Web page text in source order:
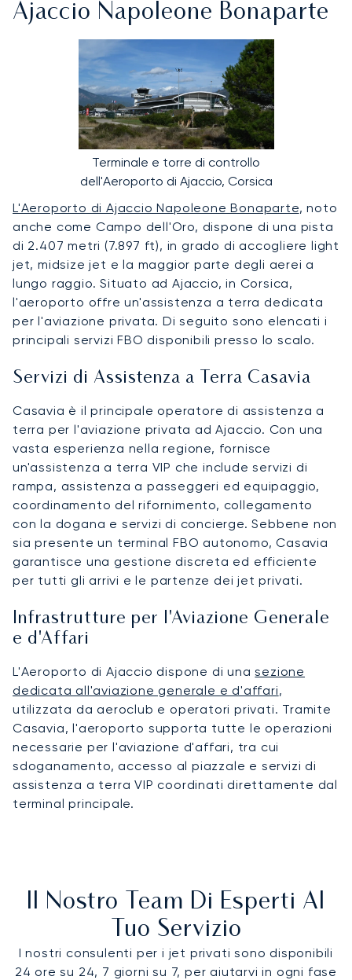
Ajaccio Napoleone Bonaparte
Terminale e torre di controllo
dell'Aeroporto di Ajaccio, Corsica
L'Aeroporto di Ajaccio Napoleone Bonaparte, noto
anche come Campo dell'Oro, dispone di una pista
di 2.407 metri (7.897 ft), in grado di accogliere light
jet, midsize jet e la maggior parte degli aerei a
lungo raggio. Situato ad Ajaccio, in Corsica,
l'aeroporto offre un'assistenza a terra dedicata
per l'aviazione privata. Di seguito sono elencati i
principali servizi FBO disponibili presso lo scalo.
Servizi di Assistenza a Terra Casavia
Casavia è il principale operatore di assistenza a
terra per l'aviazione privata ad Ajaccio. Con una
vasta esperienza nella regione, fornisce
un'assistenza a terra VIP che include servizi di
rampa, assistenza a passeggeri ed equipaggio,
coordinamento del rifornimento, collegamento
con la dogana e servizi di concierge. Sebbene non
sia presente un terminal FBO autonomo, Casavia
garantisce una gestione discreta ed efficiente
per tutti gli arrivi e le partenze dei jet privati.
Infrastrutture per l'Aviazione Generale
e d'Affari
L'Aeroporto di Ajaccio dispone di unasezione
dedicata all'aviazione generale e d'affari,
utilizzata da aeroclub e operatori privati. Tramite
Casavia, l'aeroporto supporta tutte le operazioni
necessarie per l'aviazione d'affari, tra cui
sdoganamento, accesso al piazzale e servizi di
assistenza a terra VIP coordinati direttamente dal
terminal principale.
Il Nostro Team Di Esperti Al
Tuo Servizio
I nostri consulenti per i jet privati sono disponibili
24 ore su 24, 7 giorni su 7, per aiutarvi in ogni fase